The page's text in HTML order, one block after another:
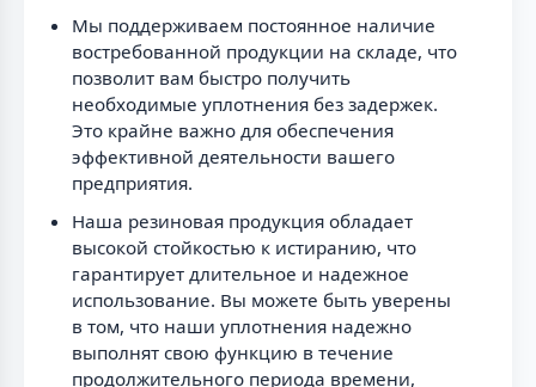
Мы поддерживаем постоянное наличие
востребованной продукции на складе, что
позволит вам быстро получить
необходимые уплотнения без задержек.
Это крайне важно для обеспечения
эффективной деятельности вашего
предприятия.
Наша резиновая продукция обладает
высокой стойкостью к истиранию, что
гарантирует длительное и надежное
использование. Вы можете быть уверены
в том, что наши уплотнения надежно
выполнят свою функцию в течение
продолжительного периода времени,